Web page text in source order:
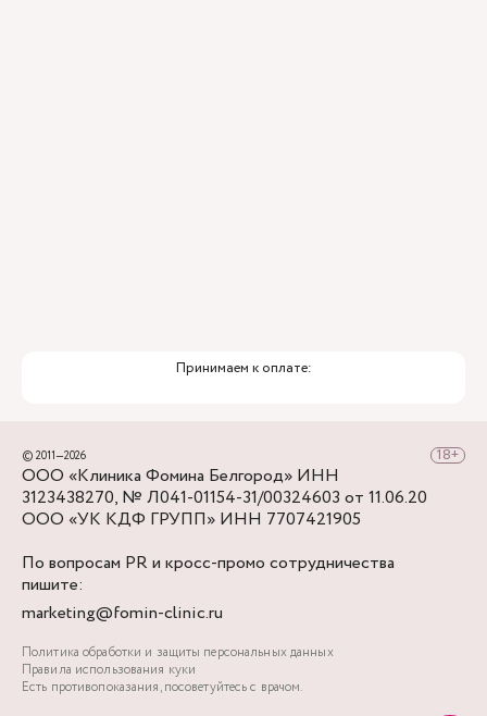
Принимаем к оплате:
© 2011—2026
ООО «Клиника Фомина Белгород» ИНН
3123438270, № Л041-01154-31/00324603 от 11.06.20
ООО «УК КДФ ГРУПП» ИНН 7707421905
По вопросам PR и кросс-промо сотрудничества
пишите:
marketing@fomin-clinic.ru
Политика обработки и защиты персональных данных
Правила использования куки
Есть противопоказания, посоветуйтесь с врачом.